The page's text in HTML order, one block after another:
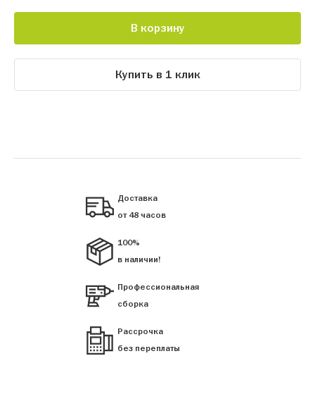
В корзину
Купить в 1 клик
Доставка
от 48 часов
100%
в наличии!
Профессиональная
сборка
Рассрочка
без переплаты